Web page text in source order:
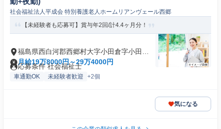
社会福祉法人平成会 特別養護老人ホームリアンヴェール西郷
【未経験者も応募可】賞与年2回/計4.4ヶ月分！
福島県西白河郡西郷村大字小田倉字小田倉
原
月給19万8000円～29万4000円
応募条件 社会福祉士
車通勤OK 未経験者歓迎 +2個
気になる